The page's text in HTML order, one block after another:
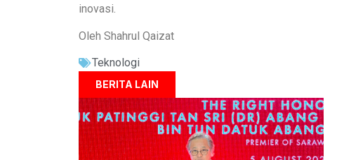
inovasi.
Oleh Shahrul Qaizat
Teknologi
BERITA LAIN